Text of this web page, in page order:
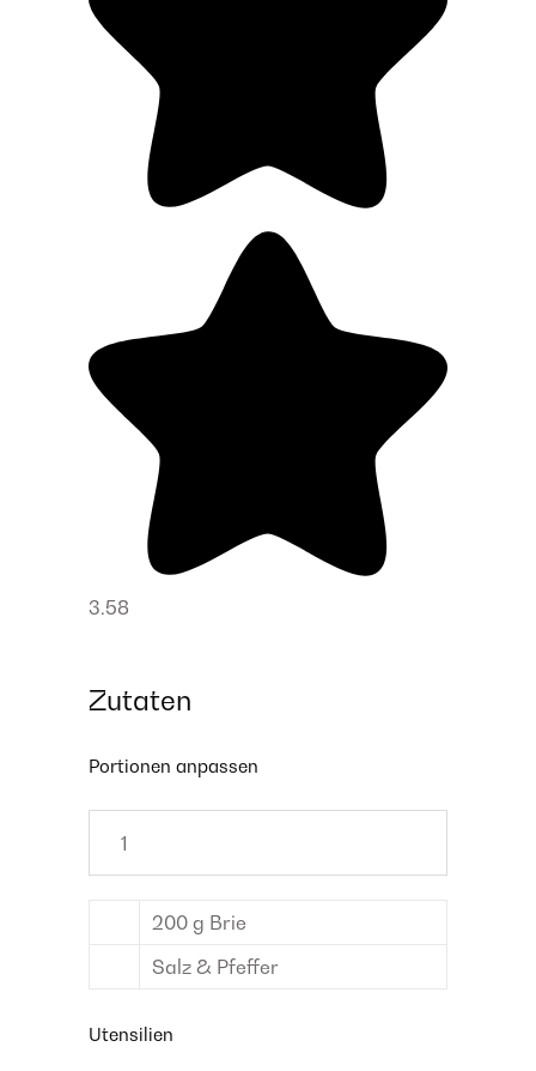
3.58
Zutaten
Portionen anpassen
200 g Brie
Salz & Pfeffer
Utensilien